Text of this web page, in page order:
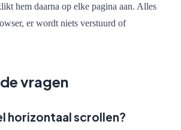
hem daarna op elke pagina aan. Alles
er wordt niets verstuurd of
vragen
horizontaal scrollen?